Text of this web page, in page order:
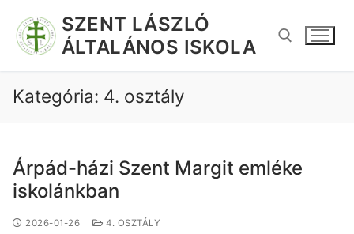
SZENT LÁSZLÓ
ÁLTALÁNOS ISKOLA
Kategória: 4. osztály
Árpád-házi Szent Margit emléke
iskolánkban
2026-01-26 4. OSZTÁLY